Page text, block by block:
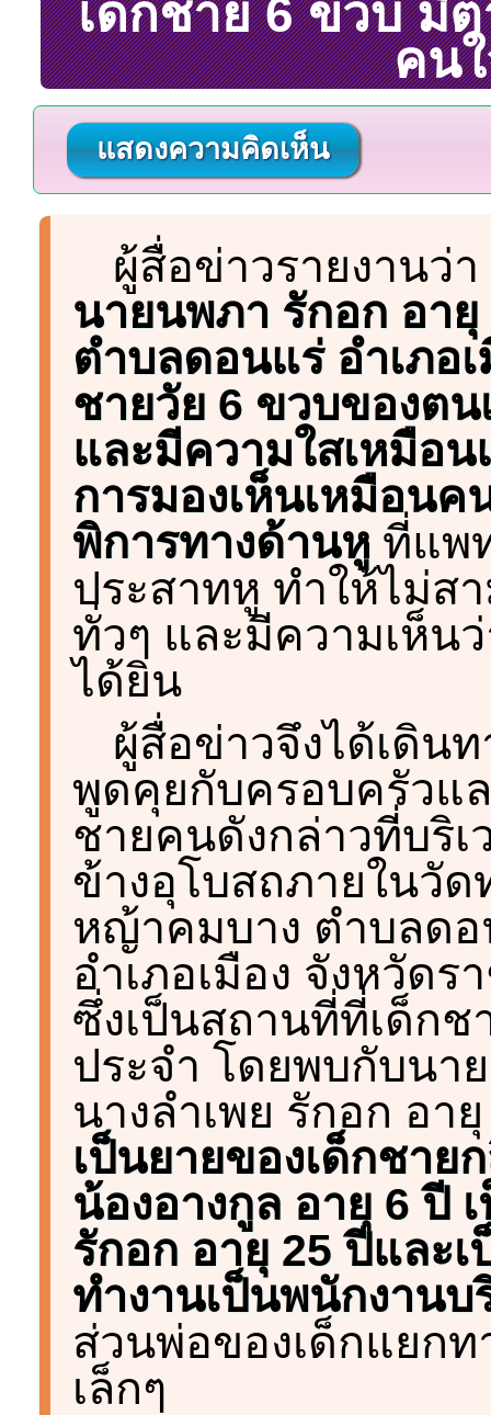
เด็กชาย 6 ขวบ มี
คน
แสดงความคิดเห็น
ผู้สื่อข่าวรายงานว่
นายนพภา รักอก อา
ตำบลดอนแร่ อำเภอ
ชายวัย 6 ขวบของตน
และมีความใสเหมือ
การมองเห็นเหมือน
พิการทางด้านหูที่แพท
ประสาทหู ทำให้ไม่ส
ทั่วๆ และมีความเห็น
ได้ยิน
ผู้สื่อข่าวจึงได้เดินท
พูดคุยกับครอบครัวแ
ชายคนดังกล่าวที่บริ
ข้างอุโบสถภายในวัด
หญ้าคมบาง ตำบลด
อำเภอเมือง จังหวัดร
ซึ่งเป็นสถานที่ที่เด็กช
ประจำ โดยพบกับนา
นางลำเพย รักอก อา
เป็นยายของเด็กชา
น้องอางกูล อายุ 6 ปี
รักอก อายุ 25 ปีและ
ทำงานเป็นพนักงานบ
ส่วนพ่อของเด็กแยกท
เล็กๆ